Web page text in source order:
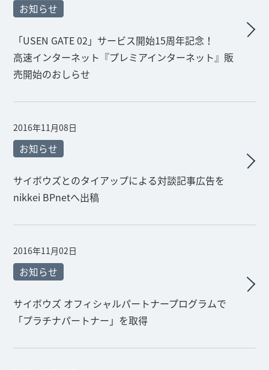
お知らせ
「USEN GATE 02」サービス開始15周年記念！
高速インターネット『プレミアインターネット』販
売開始のおしらせ
2016年11月08日
お知らせ
サイボウズとのタイアップによる対談記事広告を
nikkei BPnetへ出稿
2016年11月02日
お知らせ
サイボウズ オフィシャルパートナープログラムで
「プラチナパートナー」を取得